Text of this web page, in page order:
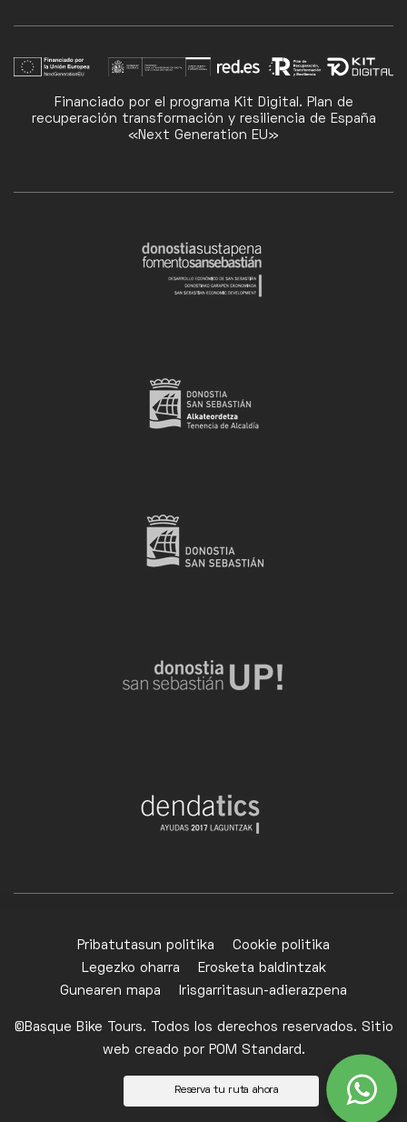
Financiado por el programa Kit Digital. Plan de
recuperación transformación y resiliencia de España
«Next Generation EU»
Pribatutasun politika
Cookie politika
Legezko oharra
Erosketa baldintzak
Gunearen mapa
Irisgarritasun-adierazpena
©Basque Bike Tours. Todos los derechos reservados. Sitio
web creado por POM Standard .
Reserva tu ruta ahora